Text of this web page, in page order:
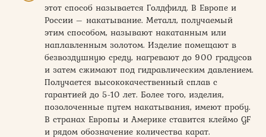
этот способ называется Голдфилд. В Европе и
России – накатывание. Металл, получаемый
этим способом, называют накатанным или
наплавленным золотом. Изделие помещают в
безвоздушную среду, нагревают до 900 градусов
и затем сжимают под гидравлическим давлением.
Получается высококачественный сплав с
гарантией до 5-10 лет. Более того, изделия,
позолоченные путем накатывания, имеют пробу.
В странах Европы и Америке ставится клеймо GF
и рядом обозначение количества карат.